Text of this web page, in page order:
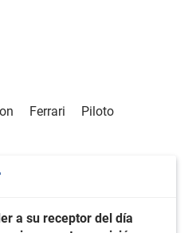
Ferrari Piloto
a su receptor del día